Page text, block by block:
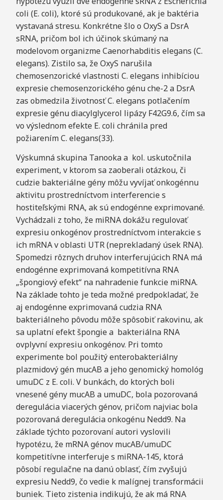
coli (E. coli), ktoré sú produkované, ak je baktéria
vystavaná stresu. Konkrétne šlo o OxyS a DsrA
sRNA, pričom bol ich účinok skúmaný na
modelovom organizme Caenorhabditis elegans (C.
elegans). Zistilo sa, že OxyS narušila
chemosenzorické vlastnosti C. elegans inhibíciou
expresie chemosenzorického génu che-2 a DsrA
zas obmedzila životnosť C. elegans potlačením
expresie génu diacylglycerol lipázy F42G9.6, čím sa
vo výslednom efekte E. coli chránila pred
požiarením C. elegans(33).
Výskumná skupina Tanooka a kol. uskutočnila
experiment, v ktorom sa zaoberali otázkou, či
cudzie bakteriálne gény môžu vyvíjať onkogénnu
aktivitu prostredníctvom interferencie s
hostiteľskými RNA, ak sú endogénne exprimované.
Vychádzali z toho, že miRNA dokážu regulovať
expresiu onkogénov prostredníctvom interakcie s
ich mRNA v oblasti UTR (neprekladaný úsek RNA).
Spomedzi rôznych druhov interferujúcich RNA má
endogénne exprimovaná kompetitívna RNA
„špongiový efekt“ na nahradenie funkcie miRNA.
Na základe tohto je teda možné predpokladať, že
aj endogénne exprimovaná cudzia RNA
bakteriálneho pôvodu môže spôsobiť rakovinu, ak
sa uplatní efekt špongie a bakteriálna RNA
ovplyvní expresiu onkogénov. Pri tomto
experimente bol použitý enterobakteriálny
plazmidový gén mucAB a jeho genomický homológ
umuDC z E. coli. V bunkách, do ktorých boli
vnesené gény mucAB a umuDC, bola pozorovaná
deregulácia viacerých génov, pričom najviac bola
pozorovaná deregulácia onkogénu Nedd9. Na
základe týchto pozorovaní autori vyslovili
hypotézu, že mRNA génov mucAB/umuDC
kompetitívne interferuje s miRNA-145, ktorá
pôsobí regulačne na danú oblasť, čím zvyšujú
expresiu Nedd9, čo vedie k malígnej transformácii
buniek. Tieto zistenia indikujú, že ak má RNA